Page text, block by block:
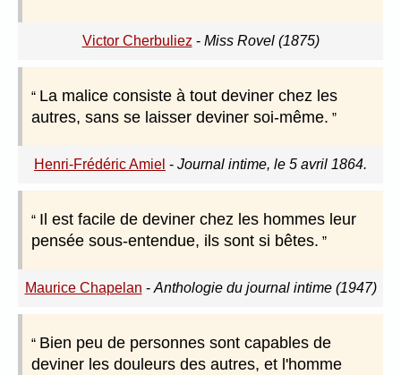
Victor Cherbuliez - Miss Rovel (1875)
La malice consiste à tout deviner chez les
autres, sans se laisser deviner soi-même.
Henri-Frédéric Amiel - Journal intime, le 5 avril 1864.
Il est facile de deviner chez les hommes leur
pensée sous-entendue, ils sont si bêtes.
Maurice Chapelan - Anthologie du journal intime (1947)
Bien peu de personnes sont capables de
deviner les douleurs des autres, et l'homme